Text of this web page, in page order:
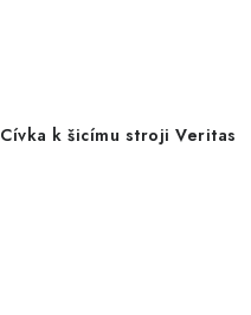
Cívka k šicímu stroji Veritas